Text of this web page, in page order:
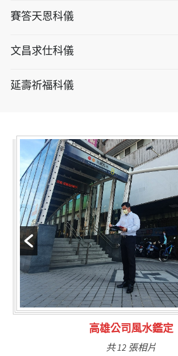
賽答天恩科儀
文昌求仕科儀
延壽祈福科儀
林氏福主量子生基造命
共 6 張相片